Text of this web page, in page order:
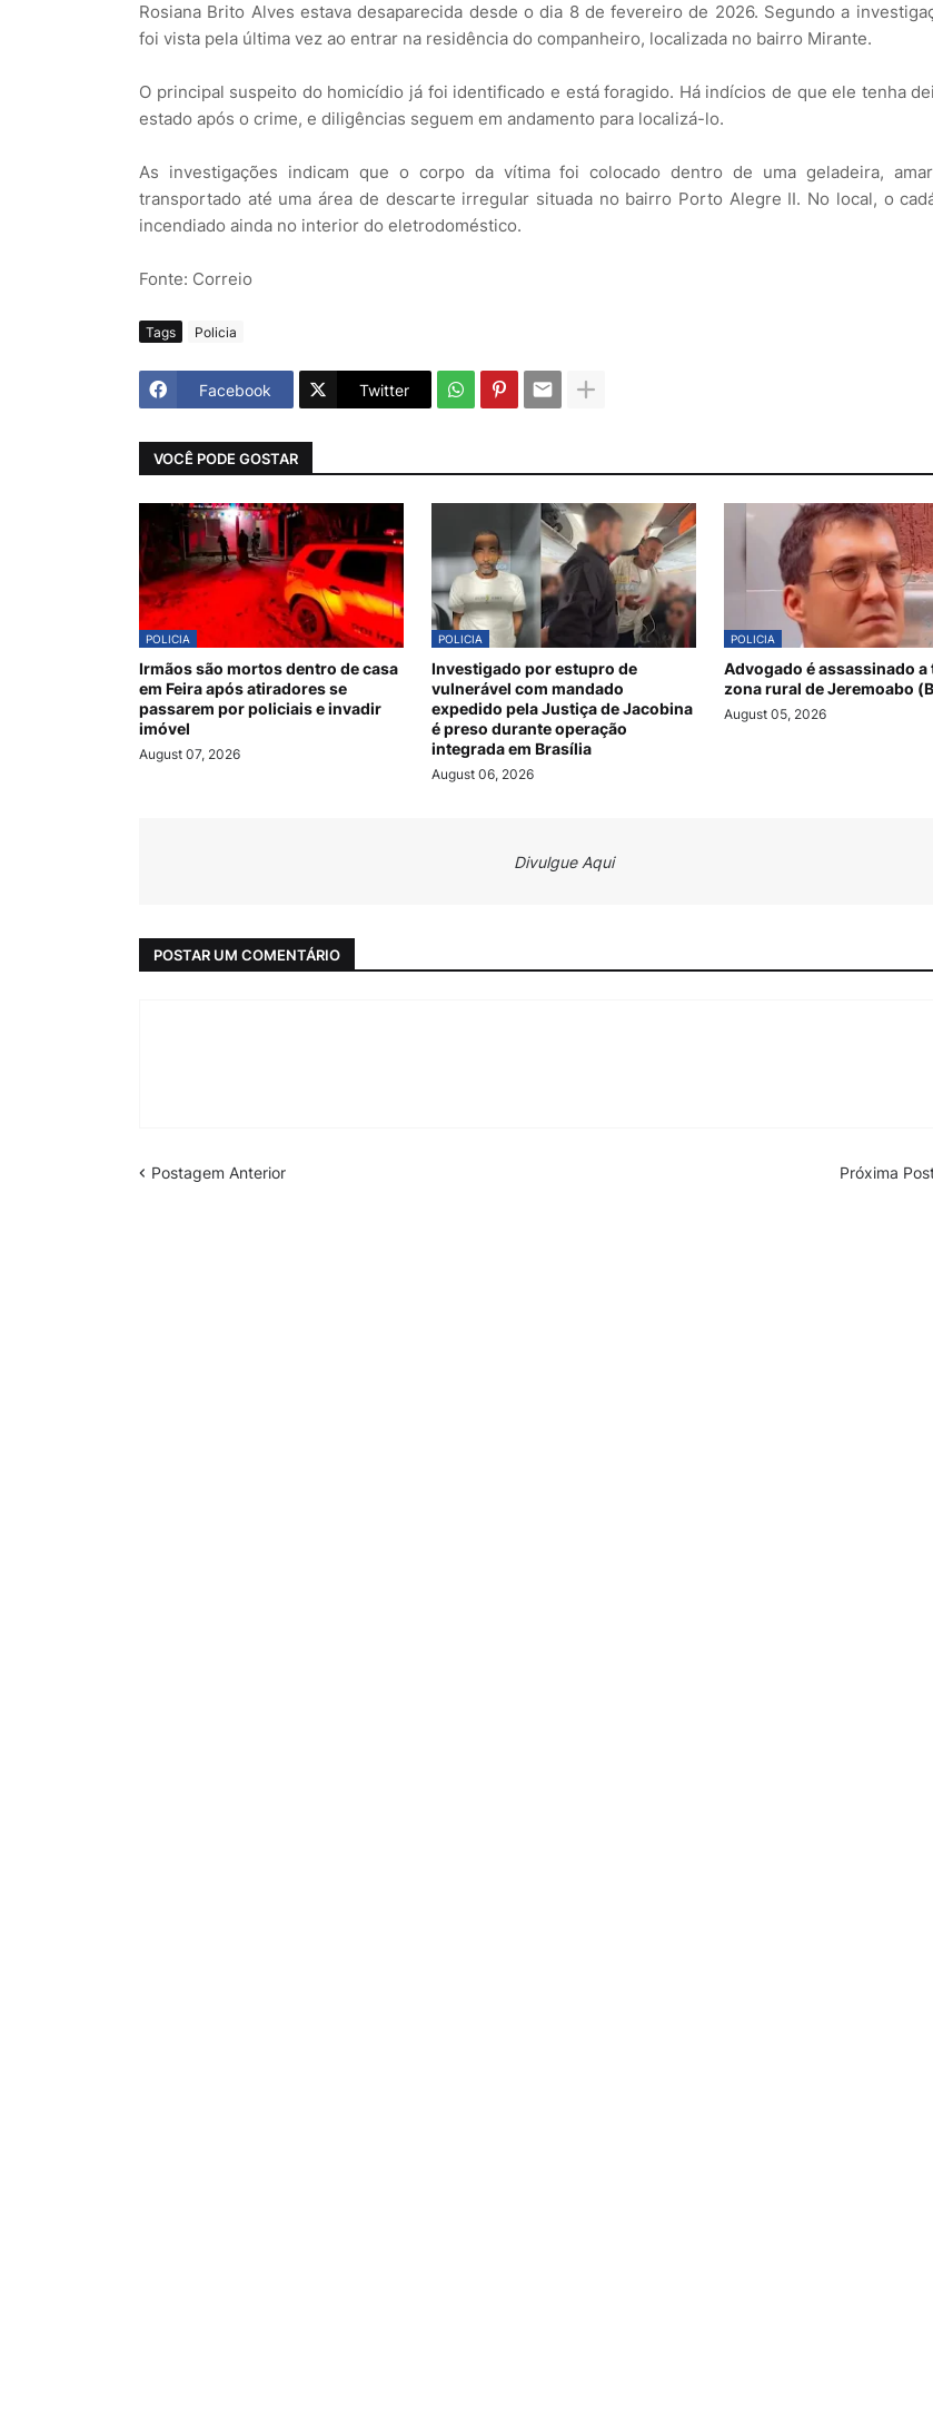
Rosiana Brito Alves estava desaparecida desde o dia 8 de fevereiro de 2026. Segundo a
foi vista pela última vez ao entrar na residência do companheiro, localizada no bairro Mirante.
O principal suspeito do homicídio já foi identificado e está foragido. Há indícios de que ele tenha
estado após o crime, e diligências seguem em andamento para localizá-lo.
As investigações indicam que o corpo da vítima foi colocado dentro de uma geladeira,
transportado até uma área de descarte irregular situada no bairro Porto Alegre II. No local, o
incendiado ainda no interior do eletrodoméstico.
Fonte: Correio
Tags Policia
Facebook Twitter
VOCÊ PODE GOSTAR
POLICIA
Irmãos são mortos dentro de casa
em Feira após atiradores se
passarem por policiais e invadir
imóvel
August 07, 2026
POLICIA
Investigado por estupro de
vulnerável com mandado
expedido pela Justiça de Jacobina
é preso durante operação
integrada em Brasília
August 06, 2026
POLICIA
Advogado é assassinado a
zona rural de Jeremoabo
August 05, 2026
Divulgue Aqui
POSTAR UM COMENTÁRIO
Postagem Anterior Próxima